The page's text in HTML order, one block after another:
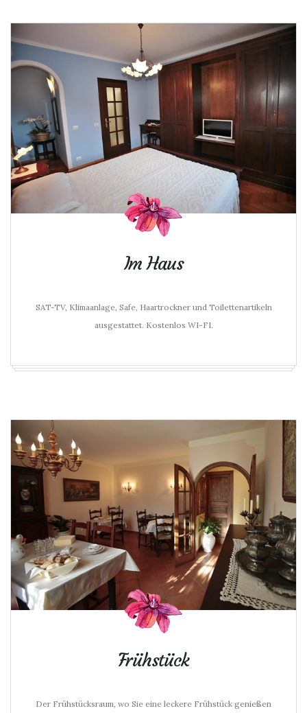
Im Haus
SAT-TV, Klimaanlage, Safe, Haartrockner und Toilettenartikeln
ausgestattet. Kostenlos WI-FI.
Frühstück
Der Frühstücksraum, wo Sie eine leckere Frühstück genießen